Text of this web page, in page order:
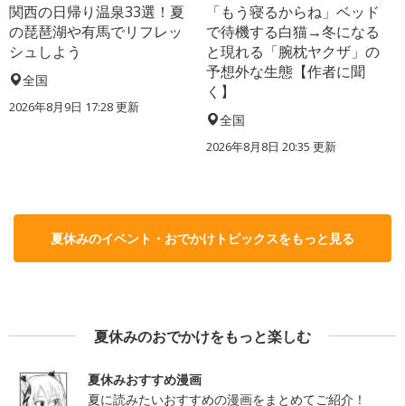
関西の日帰り温泉33選！夏
の琵琶湖や有馬でリフレッ
シュしよう
全国
2026年8月9日 17:28更新
「もう寝るからね」ベッド
で待機する白猫→冬になる
と現れる「腕枕ヤクザ」の
予想外な生態【作者に聞
く】
全国
2026年8月8日 20:35 更新
夏休みのイベント・おでかけトピックスをもっと見る
夏休みのおでかけをもっと楽しむ
夏休みおすすめ漫画
夏に読みたいおすすめの漫画をまとめてご紹介！